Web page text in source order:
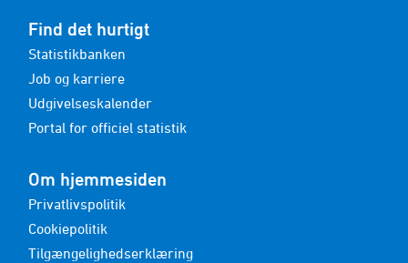
Find det hurtigt
Statistikbanken
Job og karriere
Udgivelseskalender
Portal for officiel statistik
Om hjemmesiden
Privatlivspolitik
Cookiepolitik
Tilgængelighedserklæring